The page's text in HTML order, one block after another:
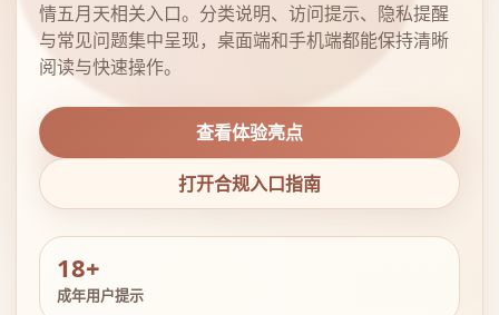
情五月天相关入口。分类说明、访问提示、隐私提醒
与常见问题集中呈现，桌面端和手机端都能保持清晰
阅读与快速操作。
查看体验亮点
打开合规入口指南
18+
成年用户提示